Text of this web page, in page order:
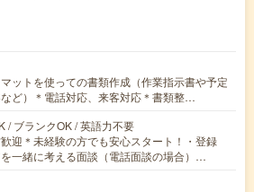
ットを使っての書類作成（作業指示書や予定
ど）＊電話対応、来客対応＊書類整…
/ ブランクOK / 英語力不要
迎＊未経験の方でも安心スタート！・登録
一緒に考える面談（電話面談の場合）…